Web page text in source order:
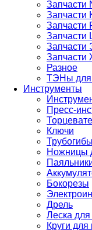
Запчасти
Запчасти
Запчасти
Запчасти
Запчасти
Запчасти
Разное
ТЭНы для
Инструменты
Пресс-
Ключи
Трубогибы
Ножницы
Бокорезы
Дрель
Леска
Круги